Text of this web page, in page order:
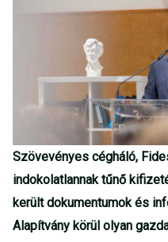
Szövevényes cégháló,
indokolatlannak tűnő
került dokumentumok és
Alapítvány körül olyan